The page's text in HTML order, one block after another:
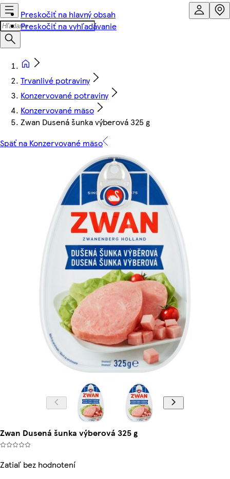
Preskočiť na hlavný obsah
Preskočiť na vyhľadávanie
Trvanlivé potraviny
Konzervované potraviny
Konzervované mäso
Zwan Dusená šunka výberová 325 g
Späť na Konzervované mäso
Zwan Dusená šunka výberová 325 g
Zatiaľ bez hodnotení